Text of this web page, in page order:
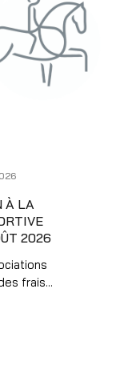
À LA
2026
frais...